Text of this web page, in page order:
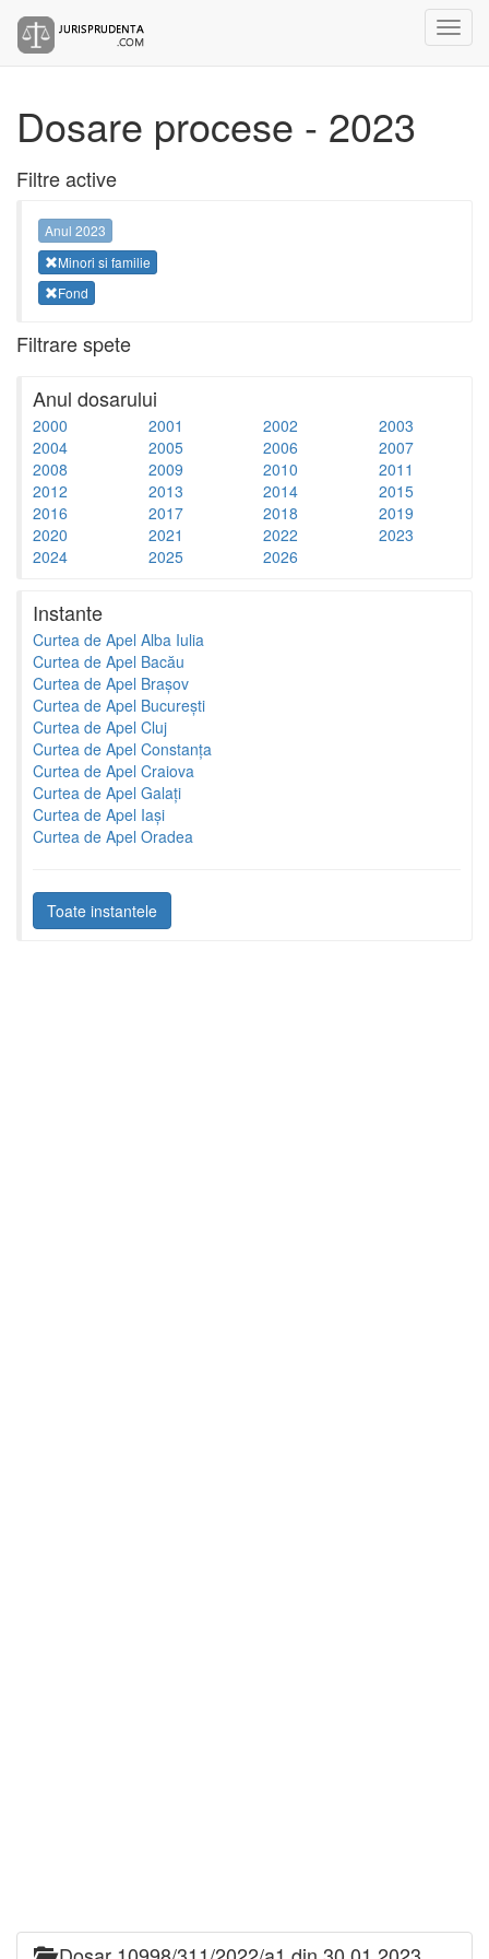
Dosare procese - 2023
Filtre active
Anul 2023
Minori si familie
Fond
Filtrare spete
Anul dosarului
2000 2001 2002
2003
2004
2005 2006
2007
2008
2009 2010
2011
2012
2013 2014
2015
2016
2017 2018
2019
2020
2021 2022
2023
2024
2025 2026
Instante
Curtea de Apel Alba Iulia
Curtea de Apel Bacău
Curtea de Apel Brașov
Curtea de Apel București
Curtea de Apel Cluj
Curtea de Apel Constanța
Curtea de Apel Craiova
Curtea de Apel Galați
Curtea de Apel Iași
Curtea de Apel Oradea
Toate instantele